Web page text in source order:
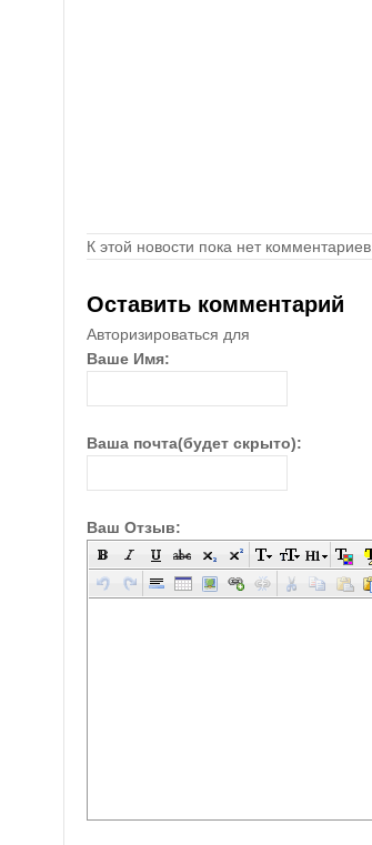
К этой новости пока нет комментариев.
Оставить комментарий
Авторизироваться для
Ваше Имя:
Ваша почта(будет скрыто):
Ваш Отзыв: